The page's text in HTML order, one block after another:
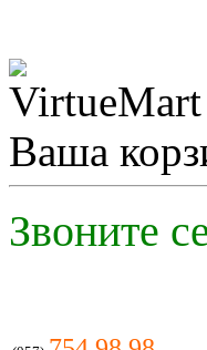
Ваша
Звоните